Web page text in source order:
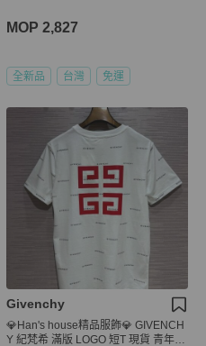
MOP 2,827
全新品 台灣 免運
Givenchy
💎Han's house精品服飾💎 GIVENCH
Y 紀梵希 滿版 LOGO 短T 現貨 青年款